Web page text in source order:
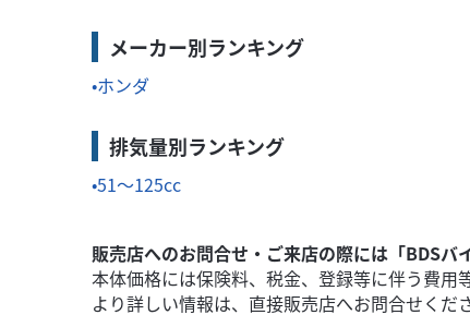
メーカー別ランキング
ホンダ
排気量別ランキング
51～125cc
販売店へのお問合せ・ご来店の際には「BDSバ
本体価格には保険料、税金、登録等に伴う費用
より詳しい情報は、直接販売店へお問合せくだ